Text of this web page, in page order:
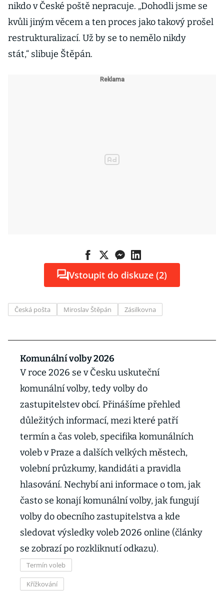
nikdo v České poště nepracuje. „Dohodli jsme se
kvůli jiným věcem a ten proces jako takový prošel
restrukturalizací. Už by se to nemělo nikdy
stát,“ slibuje Štěpán.
Vstoupit do diskuze (2)
Česká pošta Miroslav Štěpán Zásilkovna
Komunální volby 2026
V roce 2026 se v Česku uskuteční
komunální volby, tedy volby do
zastupitelstev obcí. Přinášíme přehled
důležitých informací, mezi které patří
termín a čas voleb, specifika komunálních
voleb v Praze a dalších velkých městech,
volební průzkumy, kandidáti a pravidla
hlasování. Nechybí ani informace o tom, jak
často se konají komunální volby, jak fungují
volby do obecního zastupitelstva a kde
sledovat výsledky voleb 2026 online (články
se zobrazí po rozkliknutí odkazu).
Termín voleb
Křížkování